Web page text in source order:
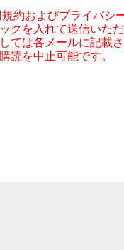
規約およびプライバシ
クを入れて送信いた
ては各メールに記載
読を中止可能です。